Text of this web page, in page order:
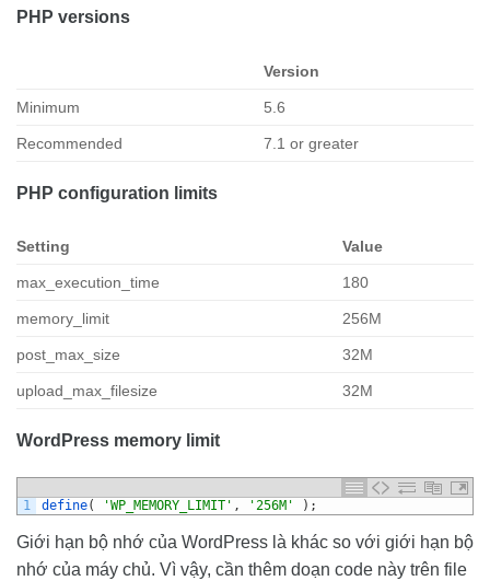
PHP versions
Version
Minimum 5.6
Recommended 7.1 or greater
PHP configuration limits
Setting Value
max_execution_time 180
memory_limit 256M
post_max_size 32M
upload_max_filesize 32M
WordPress memory limit
1 define( 'WP_MEMORY_LIMIT' , '256M' ) ;
Giới hạn bộ nhớ của WordPress là khác so với giới hạn bộ
nhớ của máy chủ. Vì vậy, cần thêm doạn code này trên file